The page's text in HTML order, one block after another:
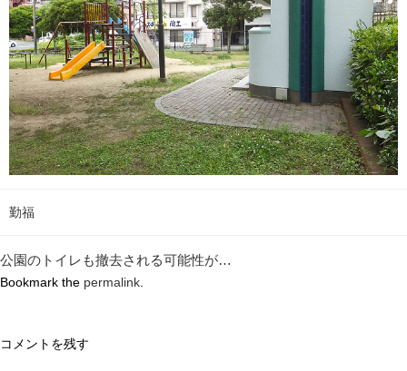
勤福
公園のトイレも撤去される可能性が…
Bookmark the permalink
コメントを残す